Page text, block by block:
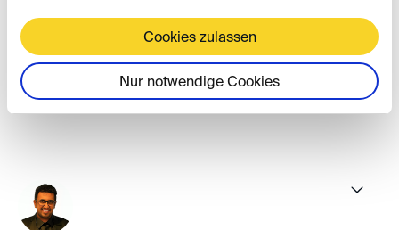
Cookies zulassen
Nur notwendige Cookies
Alnahhas, Abdulrahman
Anna-Beyer-Str. 4